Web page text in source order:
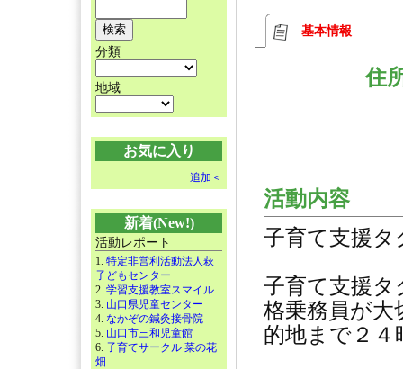
分類
地域
お気に入り
追加＜
新着(New!)
活動レポート
1. 特定非営利活動法人萩
子どもセンター
2. 学習支援教室スマイル
3. 山口県児童センター
4. なかぞの鍼灸接骨院
5. 山口市三和児童館
6. 子育てサークル 菜の花
畑
基本情報
住
活動内容
子育て支援タ
子育て支援タ
格乗務員が大
的地まで２